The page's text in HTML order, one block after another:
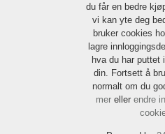
du får en bedre
vi kan yte deg
bruker cookies
lagre
hva du har puttet
din. Fortsett å
normalt om du
mer eller endre